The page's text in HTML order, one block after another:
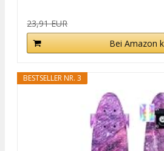
23,91 EUR
Bei Amazon
BESTSELLER NR. 3